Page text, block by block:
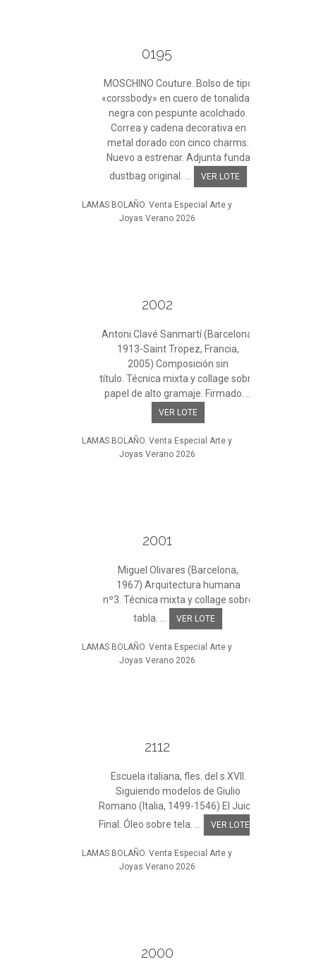
0195
MOSCHINO Couture. Bolso de tipo
«corssbody» en cuero de tonalidad
negra con pespunte acolchado.
Correa y cadena decorativa en
metal dorado con cinco charms.
Nuevo a estrenar. Adjunta funda
dustbag original. ...
VER LOTE
LAMAS BOLAÑO. Venta Especial Arte y
Joyas Verano 2026
2002
Antoni Clavé Sanmartí (Barcelona,
1913-Saint Tropez, Francia,
2005) Composición sin
título. Técnica mixta y collage sobre
papel de alto gramaje. Firmado. ...
VER LOTE
LAMAS BOLAÑO. Venta Especial Arte y
Joyas Verano 2026
2001
Miguel Olivares (Barcelona,
1967) Arquitectura humana
nº3. Técnica mixta y collage sobre
tabla. ...
VER LOTE
LAMAS BOLAÑO. Venta Especial Arte y
Joyas Verano 2026
2112
Escuela italiana, fles. del s.XVII.
Siguiendo modelos de Giulio
Romano (Italia, 1499-1546) El Juicio
Final. Óleo sobre tela. ...
VER LOTE
LAMAS BOLAÑO. Venta Especial Arte y
Joyas Verano 2026
2000